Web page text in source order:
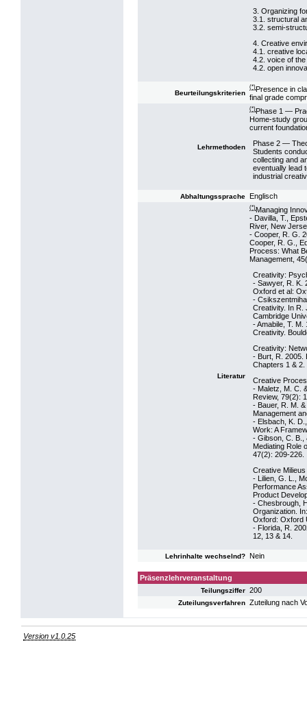
3. Organizing
3.1. structural
3.2. semi-
4. Creative
4.1. creative
4.2. voice of
4.2. open
Beurteilungskriterien
(*)Presence in
final grade
Lehrmethoden
(*)Phase 1 —
Home-study
current
Phase 2 —
Students
collecting and
eventually lead
industrial
Abhaltungssprache Englisch
Literatur
(*)Managing
- Davilla, T.,
River, New
- Cooper, R. G.
Cooper, R. G.,
Process: What
Management,
Creativity:
- Sawyer, R. K.
Oxford et al:
-
Creativity. In R.
Cambridge
- Amabile, T.
Creativity.
Creativity:
- Burt, R. 2005.
Chapters 1 & 2.
Creative
- Maletz, M. C.
Review, 79(2):
- Bauer, R. M.
Management
- Elsbach, K.
Work: A
- Gibson, C. B.,
Mediating Role
47(2): 209-226.
Creative
- Lilien, G. L.,
Performance
Product
- Chesbrough,
Organization.
Oxford: Oxford
- Florida, R.
12, 13 & 14.
Lehrinhalte wechselnd? Nein
Präsenzlehrveranstaltung
Teilungsziffer 200
Zuteilungsverfahren Zuteilung nach
Version v1.0.25